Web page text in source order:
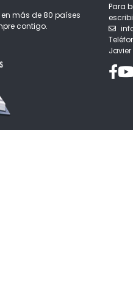
más de 80 países
contigo.
Para
Javier